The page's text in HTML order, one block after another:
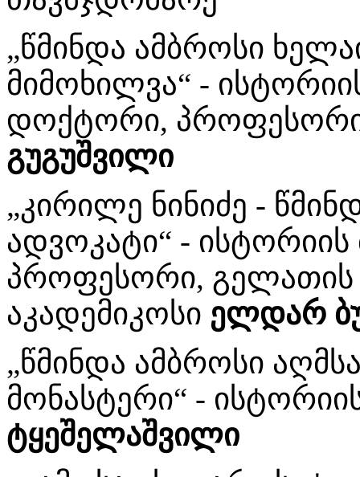
„წმინდა ამბროსი
მიმოხილვა“ -
დოქტორი,
გუგუშვილი
„კირილე ნინიძე -
ადვოკატი“ -
პროფესორი, გელათის
აკადემიკოსი ელდარ
„წმინდა ამბროსი
მონასტერი“ -
ტყეშელაშვილი